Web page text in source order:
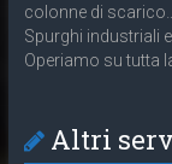
colonne di
Spurghi industriali
Operiamo su tutta
Altri